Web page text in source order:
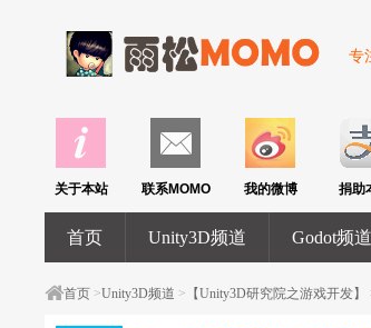
专
关于本站 联系MOMO 我的微博 捐助
首页 Unity3D频道 Godot频道
首页 >Unity3D频道 > 【Unity3D研究院之游戏开发】